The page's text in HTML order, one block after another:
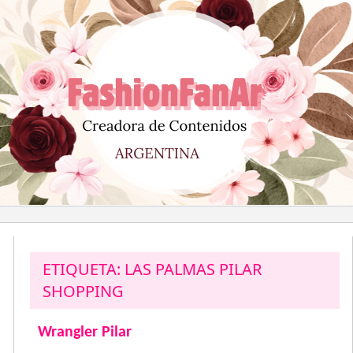
al
contenido
ETIQUETA: LAS PALMAS PILAR
SHOPPING
Wrangler Pilar